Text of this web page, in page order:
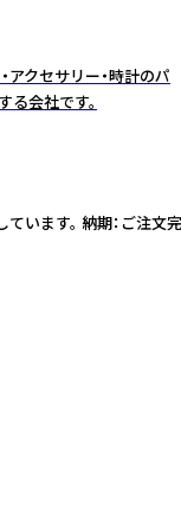
アクセサリー・時計のパ
会社です。
。 納期：ご注